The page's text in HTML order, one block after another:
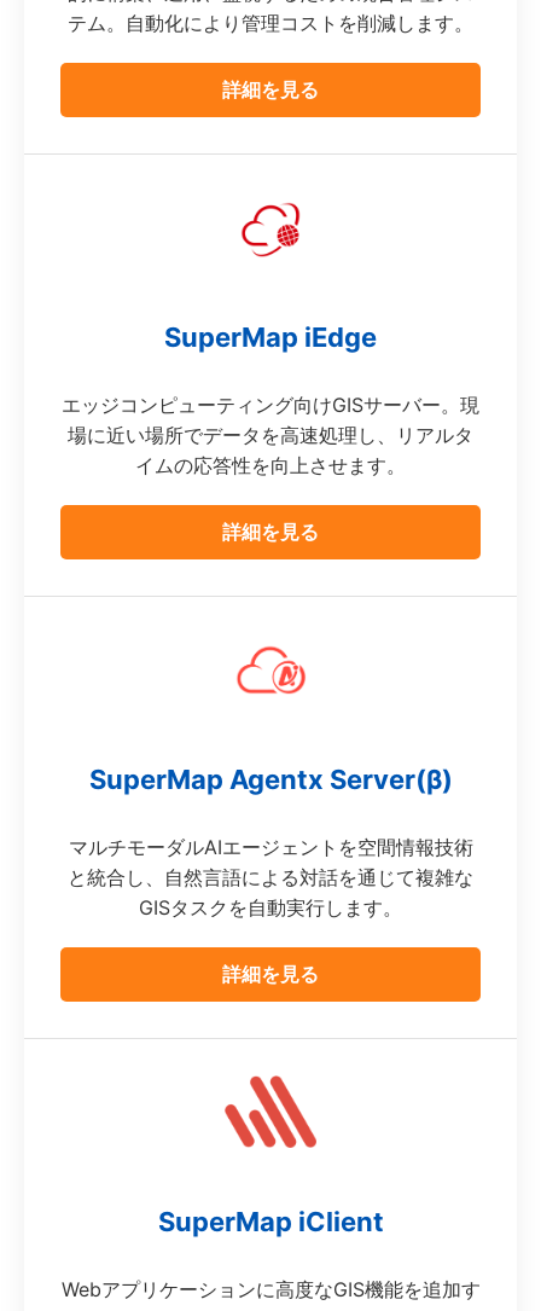
テム。自動化により管理コストを削減します。
詳細を見る
SuperMap iEdge
エッジコンピューティング向けGISサーバー。現
場に近い場所でデータを高速処理し、リアルタ
イムの応答性を向上させます。
詳細を見る
SuperMap Agentx Server(β)
マルチモーダルAIエージェントを空間情報技術
と統合し、自然言語による対話を通じて複雑な
GISタスクを自動実行します。
詳細を見る
SuperMap iClient
Webアプリケーションに高度なGIS機能を追加す